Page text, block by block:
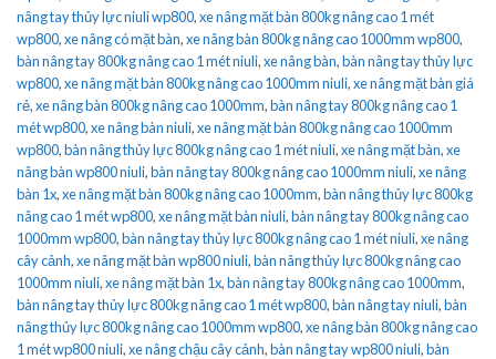
nâng tay thủy lực niuli wp800,xe nâng mặt bàn 800kg nâng cao 1 mét
wp800,xe nâng có mặt bàn,xe nâng bàn 800kg nâng cao 1000mm wp800,
bàn nâng tay 800kg nâng cao 1 mét niuli,xe nâng bàn,bàn nâng tay thủy lực
wp800,xe nâng mặt bàn 800kg nâng cao 1000mm niuli,xe nâng mặt bàn giá
rẻ,xe nâng bàn 800kg nâng cao 1000mm,bàn nâng tay 800kg nâng cao 1
mét wp800,xe nâng bàn niuli,xe nâng mặt bàn 800kg nâng cao 1000mm
wp800,bàn nâng thủy lực 800kg nâng cao 1 mét niuli,xe nâng mặt bàn,xe
nâng bàn wp800 niuli,bàn nâng tay 800kg nâng cao 1000mm niuli,xe nâng
bàn 1x,xe nâng mặt bàn 800kg nâng cao 1000mm,bàn nâng thủy lực 800kg
nâng cao 1 mét wp800,xe nâng mặt bàn niuli,bàn nâng tay 800kg nâng cao
1000mm wp800,bàn nâng tay thủy lực 800kg nâng cao 1 mét niuli,xe nâng
cây cảnh,xe nâng mặt bàn wp800 niuli,bàn nâng thủy lực 800kg nâng cao
1000mm niuli,xe nâng mặt bàn 1x,bàn nâng tay 800kg nâng cao 1000mm,
bàn nâng tay thủy lực 800kg nâng cao 1 mét wp800,bàn nâng tay niuli,bàn
nâng thủy lực 800kg nâng cao 1000mm wp800,xe nâng bàn 800kg nâng cao
1 mét wp800 niuli,xe nâng chậu cây cảnh,bàn nâng tay wp800 niuli,bàn